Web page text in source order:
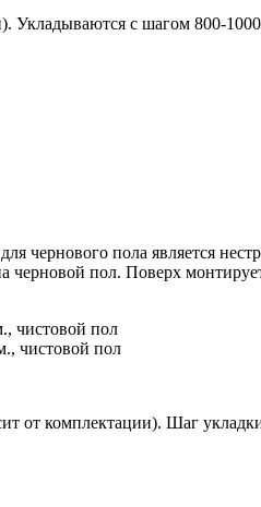
Укладываются с шагом 800-
чернового пола является
черновой пол. Поверх
чистовой пол
чистовой пол
от комплектации). Шаг